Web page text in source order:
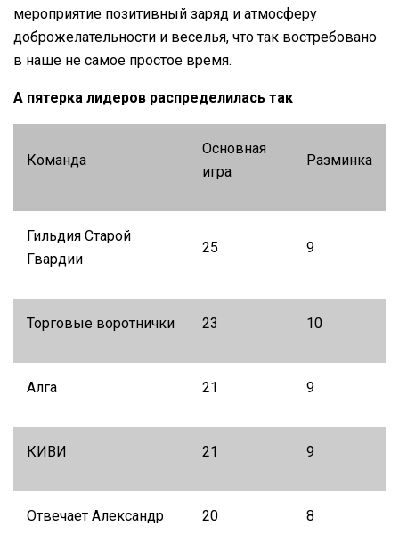
мероприятие позитивный заряд и атмосферу
доброжелательности и веселья, что так востребовано
в наше не самое простое время.
А пятерка лидеров распределилась так
Команда
Основная
игра
Разминка
Гильдия Старой
Гвардии
25 9
Торговые воротнички 23 10
Алга 21 9
КИВИ 21 9
Отвечает Александр 20 8